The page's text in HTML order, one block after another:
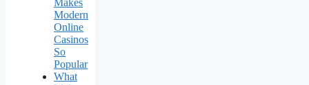
Makes
Modern
Online
Casinos
So
Popular
What